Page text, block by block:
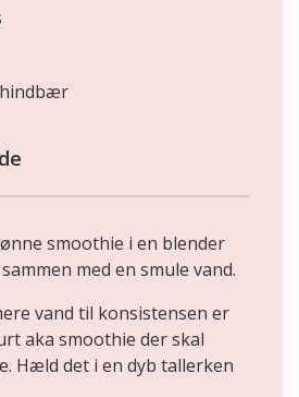
smoothie i en blender
med en smule vand.
vand til konsistensen er
aka smoothie der skal
Hæld det i en dyb tallerken